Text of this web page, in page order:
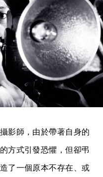
影師，由於帶著自身的
方式引發恐懼，但卻弔
了一個原本不存在、或